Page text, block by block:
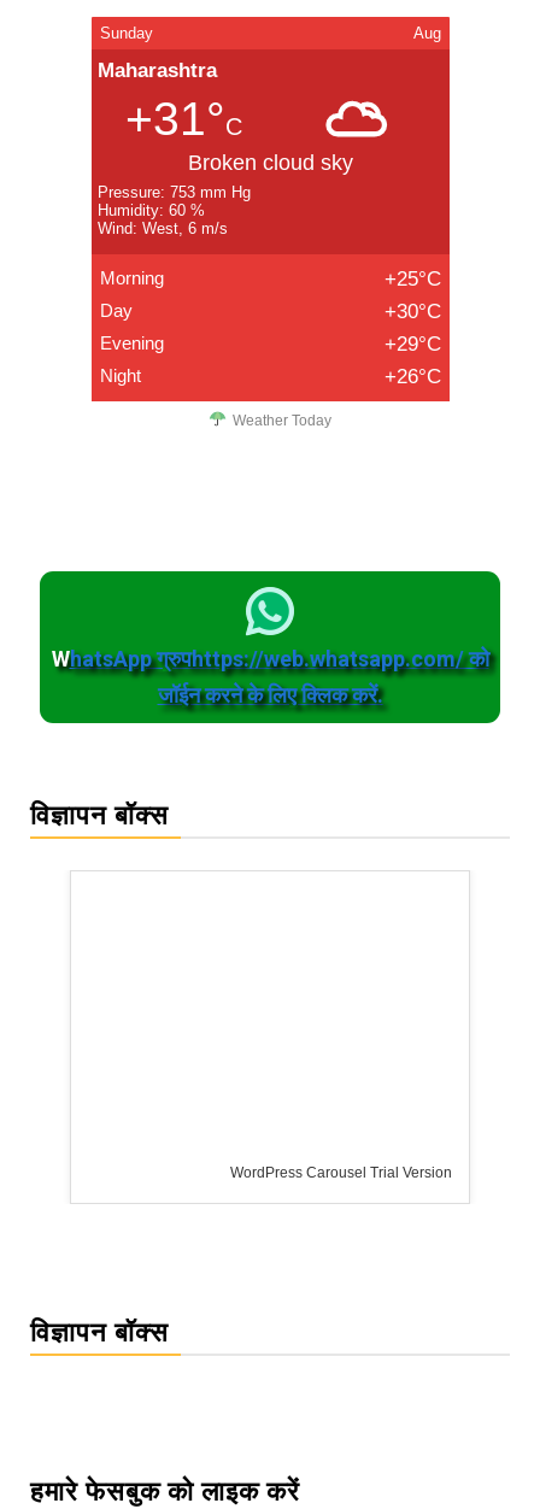
Sunday Aug
Maharashtra
+31°C
Broken cloud sky
Pressure: 753 mm Hg
Humidity: 60 %
Wind: West, 6 m/s
Morning +25°C
Day +30°C
Evening +29°C
Night +26°C
Weather Today
WhatsApp ग्रुपhttps://web.whatsapp.com/ को
जॉईन करने के लिए क्लिक करें.
विज्ञापन बॉक्स
WordPress Carousel Trial Version
विज्ञापन बॉक्स
हमारे फेसबुक को लाइक करें